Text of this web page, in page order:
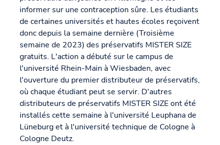
informer sur une contraception sûre. Les étudiants
de certaines universités et hautes écoles reçoivent
donc depuis la semaine dernière (Troisième
semaine de 2023) des préservatifs MISTER SIZE
gratuits. L'action a débuté sur le campus de
l'université Rhein-Main à Wiesbaden, avec
l'ouverture du premier distributeur de préservatifs,
où chaque étudiant peut se servir. D'autres
distributeurs de préservatifs MISTER SIZE ont été
installés cette semaine à l'université Leuphana de
Lüneburg et à l'université technique de Cologne à
Cologne Deutz.